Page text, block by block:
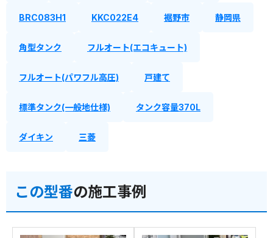
BRC083H1 KKC022E4 裾野市 静岡県
角型タンク フルオート(エコキュート)
フルオート(パワフル高圧) 戸建て
標準タンク(一般地仕様) タンク容量370L
ダイキン 三菱
この型番の施工事例